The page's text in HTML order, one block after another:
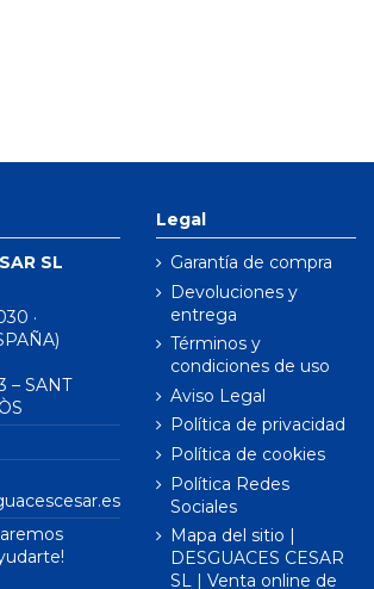
SL
·
– SANT
Legal
Garantía de compra
Devoluciones y
entrega
Términos y
condiciones de uso
Aviso Legal
Política de privacidad
Política de cookies
Política Redes
Sociales
Mapa del sitio |
DESGUACES CESAR
SL | Venta online de